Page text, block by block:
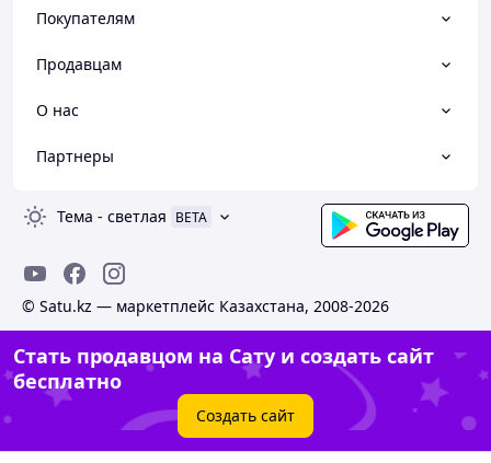
Покупателям
Продавцам
О нас
Партнеры
Тема - светлая BETA
© Satu.kz — маркетплейс Казахстана, 2008-2026
Стать продавцом на Сату и создать сайт
бесплатно
Создать сайт